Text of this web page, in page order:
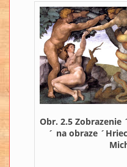
Obr. 2.5 Zobrazenie
´ na obraze